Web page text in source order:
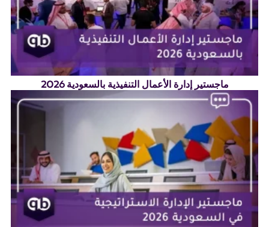
ماجستير إدارة الأعمال التنفيذية بالسعودية 2026